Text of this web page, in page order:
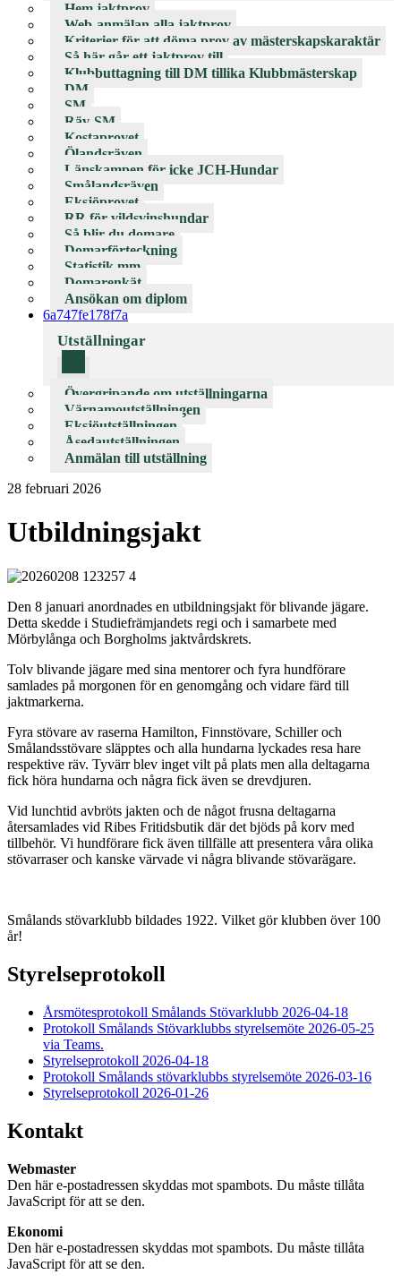
Hem jaktprov
Web-anmälan alla jaktprov
Kriterier för att döma prov av mästerskapskaraktär
Så här går ett jaktprov till
Klubbuttagning till DM tillika Klubbmästerskap
DM
SM
Räv-SM
Kostaprovet
Ölandsräven
Länskampen för icke JCH-Hundar
Smålandsräven
Eksjöprovet
RR för vildsvinshundar
Så blir du domare
Domarförteckning
Statistik mm
Domarenkät
Ansökan om diplom
6a747fe178f7a
Utställningar
Övergripande om utställningarna
Värnamoutställningen
Eksjöutställningen
Åsedautställningen
Anmälan till utställning
28 februari 2026
Utbildningsjakt
Den 8 januari anordnades en utbildningsjakt för blivande jägare.
Detta skedde i Studiefrämjandets regi och i samarbete med
Mörbylånga och Borgholms jaktvårdskrets.
Tolv blivande jägare med sina mentorer och fyra hundförare
samlades på morgonen för en genomgång och vidare färd till
jaktmarkerna.
Fyra stövare av raserna Hamilton, Finnstövare, Schiller och
Smålandsstövare släpptes och alla hundarna lyckades resa hare
respektive räv. Tyvärr blev inget vilt på plats men alla deltagarna
fick höra hundarna och några fick även se drevdjuren.
Vid lunchtid avbröts jakten och de något frusna deltagarna
återsamlades vid Ribes Fritidsbutik där det bjöds på korv med
tillbehör. Vi hundförare fick även tillfälle att presentera våra olika
stövarraser och kanske värvade vi några blivande stövarägare.
Smålands stövarklubb bildades 1922. Vilket gör klubben över 100
år!
Styrelseprotokoll
Årsmötesprotokoll Smålands Stövarklubb 2026-04-18
Protokoll Smålands Stövarklubbs styrelsemöte 2026-05-25
via Teams.
Styrelseprotokoll 2026-04-18
Protokoll Smålands stövarklubbs styrelsemöte 2026-03-16
Styrelseprotokoll 2026-01-26
Kontakt
Webmaster
Den här e-postadressen skyddas mot spambots. Du måste tillåta
JavaScript för att se den.
Ekonomi
Den här e-postadressen skyddas mot spambots. Du måste tillåta
JavaScript för att se den.